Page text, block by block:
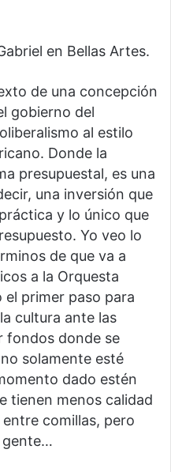
en Bellas Artes.
de una concepción
gobierno del
al estilo
Donde la
presupuestal, es una
una inversión que
y lo único que
Yo veo lo
de que va a
a la Orquesta
primer paso para
cultura ante las
fondos donde se
solamente esté
dado estén
tienen menos calidad
comillas, pero
gente…